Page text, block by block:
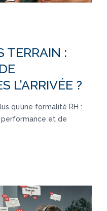
TERRAIN :
L’ARRIVÉE ?
qu’une formalité RH :
performance et de